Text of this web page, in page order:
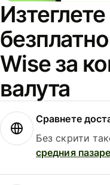
Wise за
валута
Сравнете
Без скрити
средния